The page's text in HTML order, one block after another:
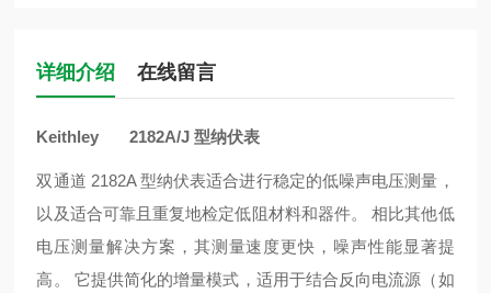
详细介绍 在线留言
Keithley 2182A/J 型纳伏表
双通道 2182A 型纳伏表适合进行稳定的低噪声电压测量，
以及适合可靠且重复地检定低阻材料和器件。 相比其他低
电压测量解决方案，其测量速度更快，噪声性能显著提
高。 它提供简化的增量模式，适用于结合反向电流源（如